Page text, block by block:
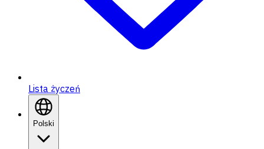
Lista życzeń
Polski